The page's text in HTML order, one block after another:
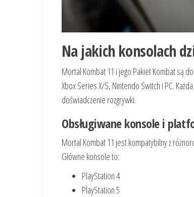
Na jakich konsolach
Mortal Kombat 11 i jego Pakiet Kombat są
Xbox Series X/S, Nintendo Switch i PC.
doświadczenie rozgrywki.
Obsługiwane konsole i
Mortal Kombat 11 jest kompatybilny z
Główne konsole to:
PlayStation 4
PlayStation 5